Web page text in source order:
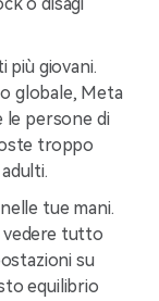
più giovani.
globale, Meta
le persone di
troppo
tue mani.
vedere tutto
su
equilibrio